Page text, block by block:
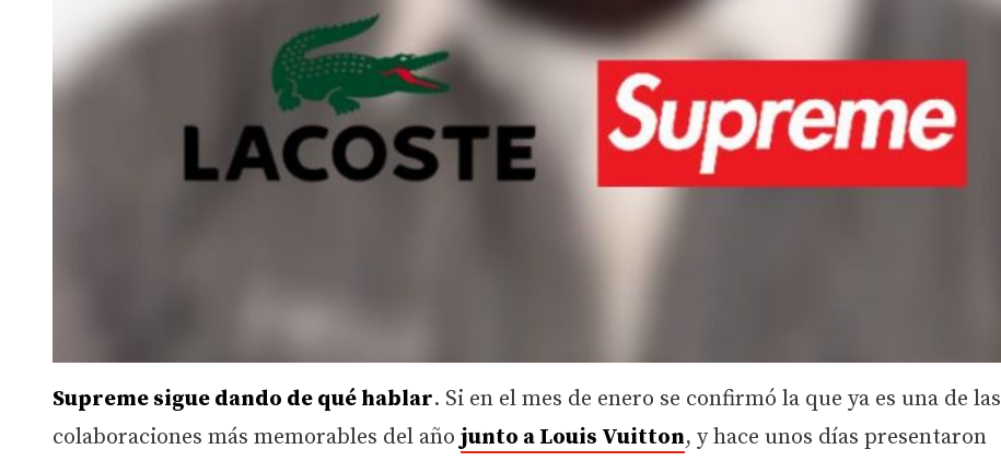
Supreme sigue dando de qué hablar. Si en el mes de enero se confirmó la que ya es una de las
colaboraciones más memorables del año junto a Louis Vuitton, y hace unos días presentaron